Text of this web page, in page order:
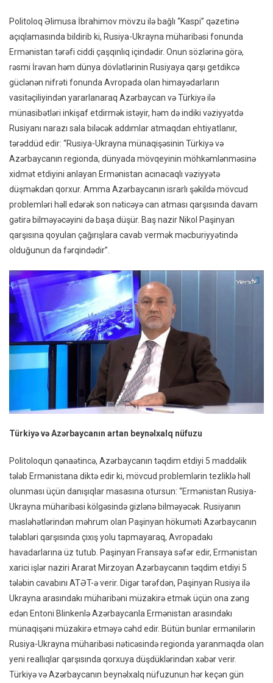
Politoloq Əlimusa İbrahimov mövzu ilə bağlı “Kaspi” qəzetinə
açıqlamasında bildirib ki, Rusiya-Ukrayna müharibəsi fonunda
Ermənistan tərəfi ciddi çaşqınlıq içindədir. Onun sözlərinə görə,
rəsmi İrəvan həm dünya dövlətlərinin Rusiyaya qarşı getdikcə
güclənən nifrəti fonunda Avropada olan himayədarların
vasitəçiliyindən yararlanaraq Azərbaycan və Türkiyə ilə
münasibətləri inkişaf etdirmək istəyir, həm də indiki vəziyyətdə
Rusiyanı narazı sala biləcək addımlar atmaqdan ehtiyatlanır,
tərəddüd edir: “Rusiya-Ukrayna münaqişəsinin Türkiyə və
Azərbaycanın regionda, dünyada mövqeyinin möhkəmlənməsinə
xidmət etdiyini anlayan Ermənistan acınacaqlı vəziyyətə
düşməkdən qorxur. Amma Azərbaycanın israrlı şəkildə mövcud
problemləri həll edərək son nəticəyə can atması qarşısında davam
gətirə bilməyəcəyini də başa düşür. Baş nazir Nikol Paşinyan
qarşısına qoyulan çağırışlara cavab vermək məcburiyyətində
olduğunun da fərqindədir”.
Türkiyə və Azərbaycanın artan beynəlxalq nüfuzu
Politoloqun qənaətincə, Azərbaycanın təqdim etdiyi 5 maddəlik
tələb Ermənistana diktə edir ki, mövcud problemlərin tezliklə həll
olunması üçün danışıqlar masasına otursun: “Ermənistan Rusiya-
Ukrayna müharibəsi kölgəsində gizlənə bilməyəcək. Rusiyanın
məsləhətlərindən məhrum olan Paşinyan hökuməti Azərbaycanın
tələbləri qarşısında çıxış yolu tapmayaraq, Avropadakı
havadarlarına üz tutub. Paşinyan Fransaya səfər edir, Ermənistan
xarici işlər naziri Ararat Mirzoyan Azərbaycanın təqdim etdiyi 5
tələbin cavabını ATƏT-ə verir. Digər tərəfdən, Paşinyan Rusiya ilə
Ukrayna arasındakı müharibəni müzakirə etmək üçün ona zəng
edən Entoni Blinkenlə Azərbaycanla Ermənistan arasındakı
münaqişəni müzakirə etməyə cəhd edir. Bütün bunlar ermənilərin
Rusiya-Ukrayna müharibəsi nəticəsində regionda yaranmaqda olan
yeni reallıqlar qarşısında qorxuya düşdüklərindən xəbər verir.
Türkiyə və Azərbaycanın beynəlxalq nüfuzunun hər keçən gün